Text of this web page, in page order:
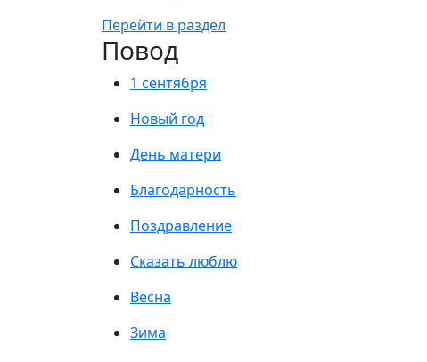
Перейти в раздел
Повод
1 сентября
Новый год
День матери
Благодарность
Поздравление
Сказать люблю
Весна
Зима